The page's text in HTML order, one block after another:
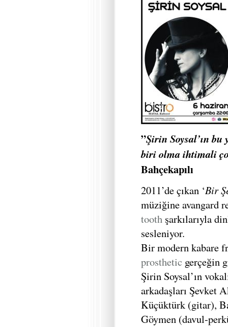
”Şirin Soysal’ın bu
biri olma ihtimali
Bahçekapılı
2011’de çıkan ‘Bir
müziğine avangard
tooth şarkılarıyla
sesleniyor.
Bir modern kabare
prosthetic gerçeğin
Şirin Soysal’ın
arkadaşları Şevket
Küçüktürk (gitar),
Göymen (davul-